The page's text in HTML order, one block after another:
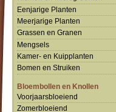
Eenjarige Planten
Meerjarige Planten
Grassen en Granen
Mengsels
Kamer- en Kuipplanten
Bomen en Struiken
Bloembollen en Knollen
Voorjaarsbloeiend
Zomerbloeiend